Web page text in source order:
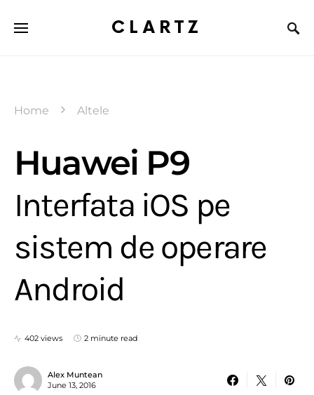
CLARTZ
Home Altele
Huawei P9
Interfata iOS pe
sistem de operare
Android
402 views 2 minute read
Alex Muntean
June 13, 2016